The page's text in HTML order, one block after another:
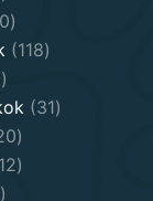
products
20
products
118118
79
products
3131
20
products
212
527